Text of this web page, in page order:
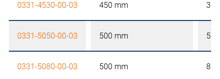
0331-4530-00-03 450 mm
0331-5050-00-03 500 mm
0331-5080-00-03 500 mm